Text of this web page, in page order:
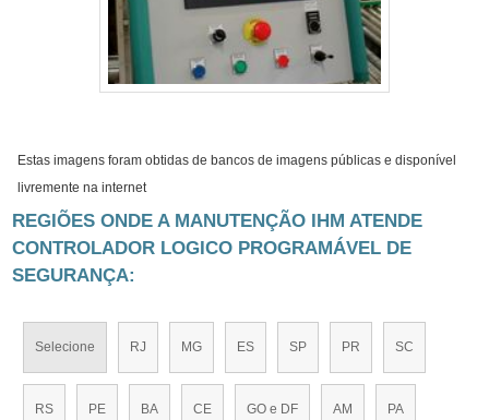
Estas imagens foram obtidas de bancos de imagens públicas e disponível
livremente na internet
REGIÕES ONDE A MANUTENÇÃO IHM ATENDE
CONTROLADOR LOGICO PROGRAMÁVEL DE
SEGURANÇA:
Selecione RJ MG ES SP PR SC
RS PE BA CE GO e DF AM PA